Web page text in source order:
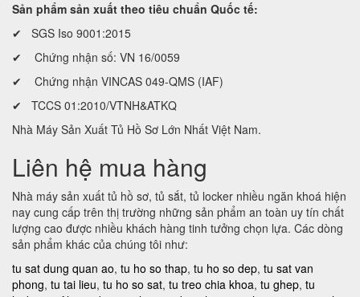
Sản phẩm sản xuất theo tiêu chuẩn Quốc tế:
✔ SGS Iso 9001:2015
✔ Chứng nhận số: VN 16/0059
✔ Chứng nhận VINCAS 049-QMS (IAF)
✔ TCCS 01:2010/VTNH&ATKQ
Nhà Máy Sản Xuất Tủ Hồ Sơ Lớn Nhất Việt Nam.
Liên hệ mua hàng
Nhà máy sản xuất tủ hồ sơ, tủ sắt, tủ locker nhiều ngăn khoá hiện
nay cung cấp trên thị trường những sản phẩm an toàn uy tín chất
lượng cao được nhiều khách hàng tinh tưởng chọn lựa. Các dòng
sản phẩm khác của chúng tôi như:
tu sat dung quan ao, tu ho so thap, tu ho so dep, tu sat van
phong, tu tai lieu, tu ho so sat, tu treo chia khoa, tu ghep, tu